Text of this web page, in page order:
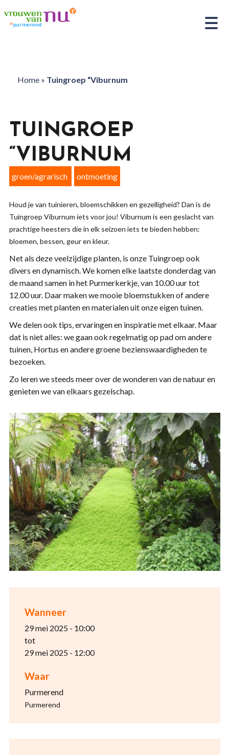
Home» Tuingroep “Viburnum
Wanneer
29 mei 2025 - 10:00
tot
29 mei 2025 - 12:00
Waar
Purmerend
Purmerend
TUINGROEP
“VIBURNUM
groen/agrarisch ontmoeting
Houd je van tuinieren, bloemschikken en gezelligheid? Dan is de
Tuingroep Viburnum iets voor jou! Viburnum is een geslacht van
prachtige heesters die in elk seizoen iets te bieden hebben:
bloemen, bessen, geur en kleur.
Net als deze veelzijdige planten, is onze Tuingroep ook
divers en dynamisch. We komen elke laatste donderdag van
de maand samen in het Purmerkerkje, van 10.00 uur tot
12.00 uur. Daar maken we mooie bloemstukken of andere
creaties met planten en materialen uit onze eigen tuinen.
We delen ook tips, ervaringen en inspiratie met elkaar. Maar
dat is niet alles: we gaan ook regelmatig op pad om andere
tuinen, Hortus en andere groene bezienswaardigheden te
bezoeken.
Zo leren we steeds meer over de wonderen van de natuur en
genieten we van elkaars gezelschap.